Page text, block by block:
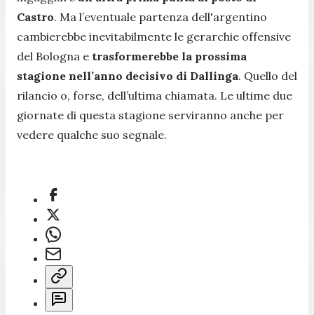
Castro. Ma l’eventuale partenza dell'argentino
cambierebbe inevitabilmente le gerarchie offensive
del Bologna e trasformerebbe la prossima
stagione nell’anno decisivo di Dallinga. Quello del
rilancio o, forse, dell’ultima chiamata. Le ultime due
giornate di questa stagione serviranno anche per
vedere qualche suo segnale.